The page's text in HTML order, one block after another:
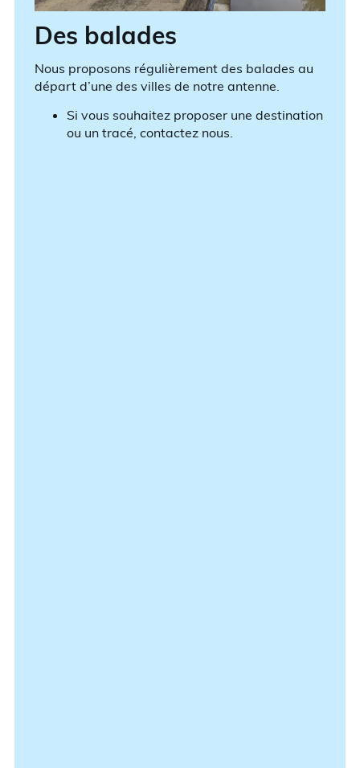
Des balades
Nous proposons régulièrement des balades au
départ d’une des villes de notre antenne.
Si vous souhaitez proposer une destination
ou un tracé, contactez nous.